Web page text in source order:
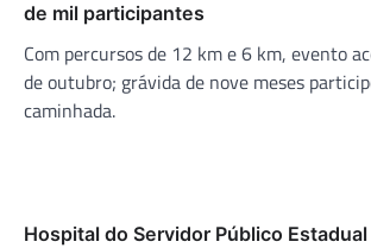
de mil participantes
Com percursos de 12 km e 6 km, evento
de outubro; grávida de nove meses
caminhada.
Hospital do Servidor Público